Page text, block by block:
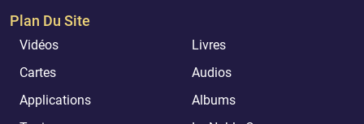
Plan Du Site
Vidéos
Livres
Cartes
Audios
Applications
Albums